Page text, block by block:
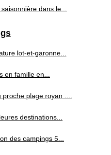
dans le...
lot-et-garonne...
en famille en...
proche plage royan :...
destinations...
des campings 5...